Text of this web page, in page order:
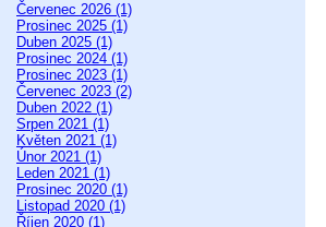
Červenec 2026 (1)
Prosinec 2025 (1)
Duben 2025 (1)
Prosinec 2024 (1)
Prosinec 2023 (1)
Červenec 2023 (2)
Duben 2022 (1)
Srpen 2021 (1)
Květen 2021 (1)
Únor 2021 (1)
Leden 2021 (1)
Prosinec 2020 (1)
Listopad 2020 (1)
Říjen 2020 (1)